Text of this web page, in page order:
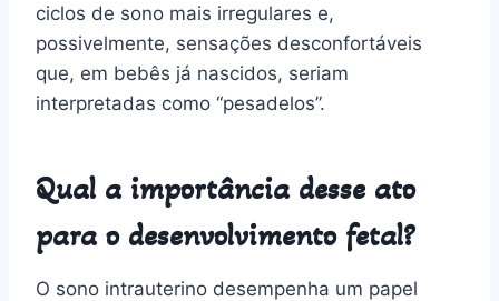
ciclos de sono mais irregulares e,
possivelmente, sensações desconfortáveis
que, em bebês já nascidos, seriam
interpretadas como “pesadelos”.
Qual a importância desse ato
para o desenvolvimento fetal?
O sono intrauterino desempenha um papel